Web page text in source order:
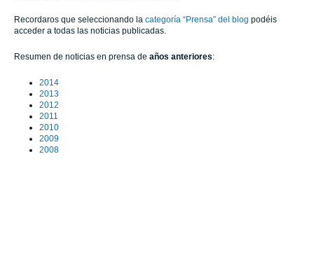
Recordaros que seleccionando la categoría “Prensa” del blog podéis
acceder a todas las noticias publicadas.
Resumen de noticias en prensa de años anteriores:
2014
2013
2012
2011
2010
2009
2008